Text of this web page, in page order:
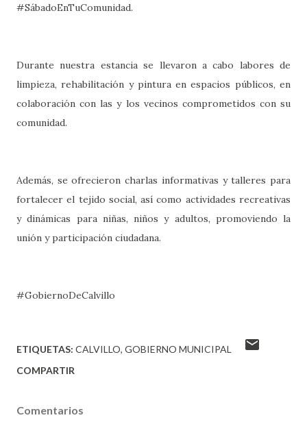
#SábadoEnTuComunidad.
Durante nuestra estancia se llevaron a cabo labores de
limpieza, rehabilitación y pintura en espacios públicos, en
colaboración con las y los vecinos comprometidos con su
comunidad.
Además, se ofrecieron charlas informativas y talleres para
fortalecer el tejido social, así como actividades recreativas
y dinámicas para niñas, niños y adultos, promoviendo la
unión y participación ciudadana.
#GobiernoDeCalvillo
ETIQUETAS: CALVILLO GOBIERNO MUNICIPAL
COMPARTIR
Comentarios